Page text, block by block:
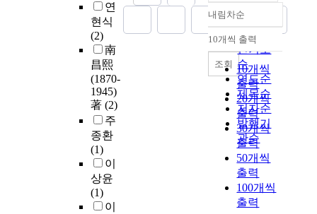
연
현식
(2)
南
昌熙
(1870-
1945)
著 (2)
주
종환
(1)
이
상윤
(1)
이
정확도
순
인기도
순
연도순
제목순
저자순
발행기
관순
내림차순
내림차순
10개씩 출력
10개씩
출력
20개씩
출력
30개씩
출력
50개씩
출력
100개씩
출력
조회